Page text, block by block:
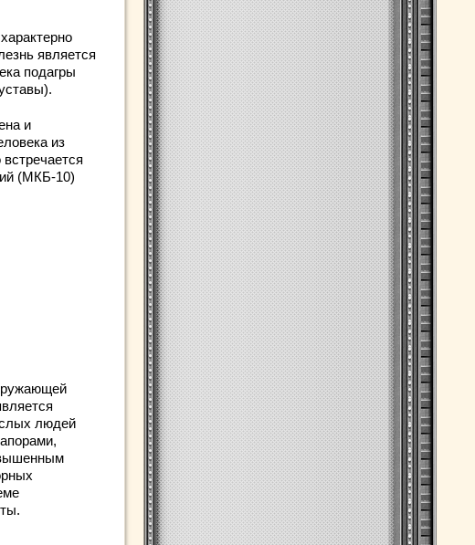
является
подагры
и
из
(МКБ-10)
людей